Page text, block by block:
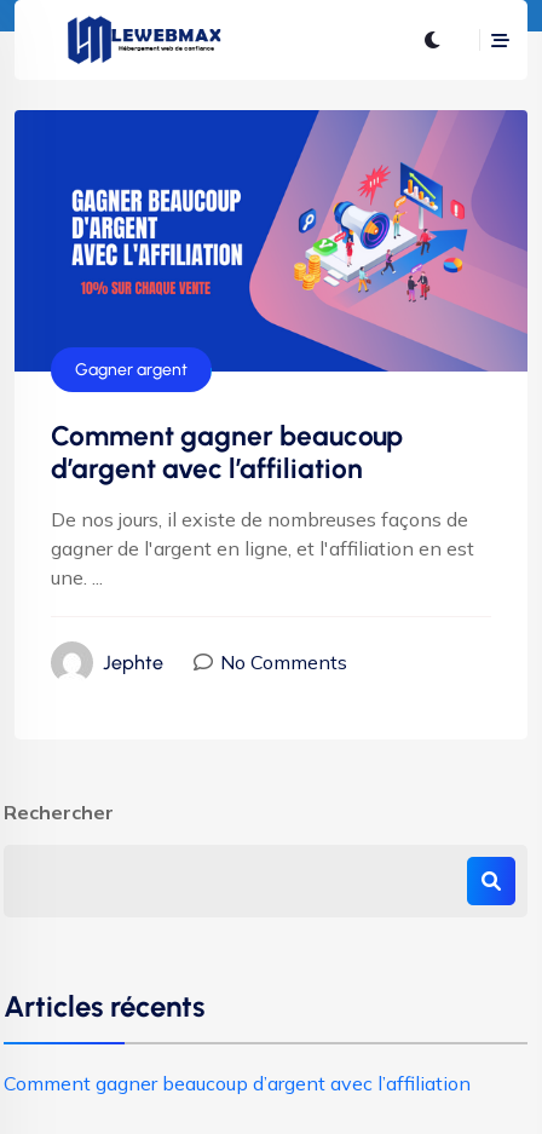
Gagner argent
Comment gagner beaucoup
d’argent avec l’affiliation
De nos jours, il existe de nombreuses façons de
gagner de l'argent en ligne, et l'affiliation en est
une. ...
Jephte No Comments
Rechercher
Articles récents
Comment gagner beaucoup d’argent avec l’affiliation